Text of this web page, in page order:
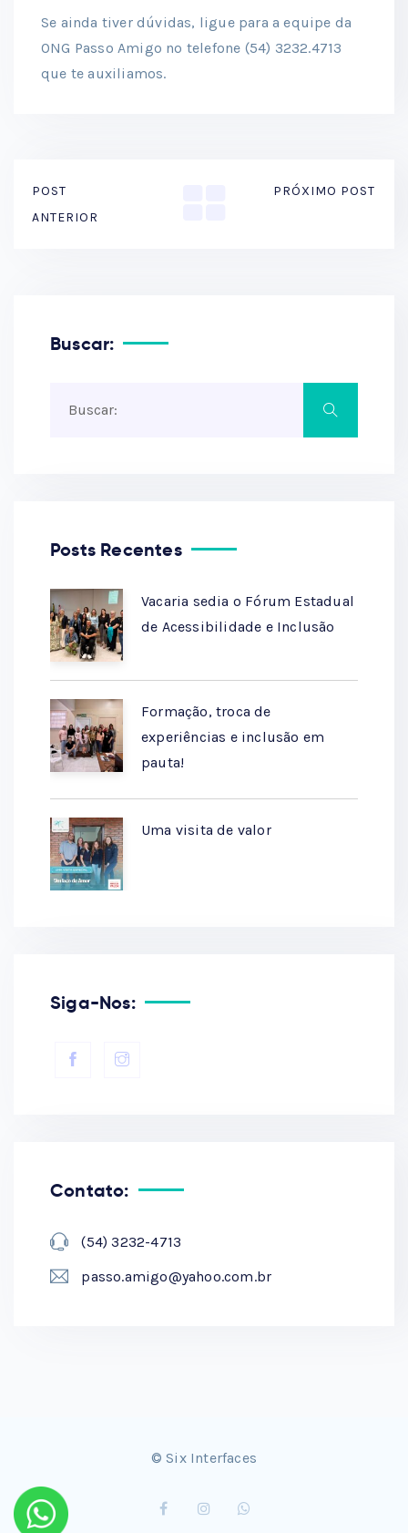
Se ainda tiver dúvidas, ligue para a equipe da
ONG Passo Amigo no telefone (54) 3232.4713
que te auxiliamos.
POST
ANTERIOR
PRÓXIMO POST
Buscar:
Posts Recentes
Vacaria sedia o Fórum Estadual
de Acessibilidade e Inclusão
Formação, troca de
experiências e inclusão em
pauta!
Uma visita de valor
Siga-Nos:
Contato:
(54) 3232-4713
passo.amigo@yahoo.com.br
©Six Interfaces